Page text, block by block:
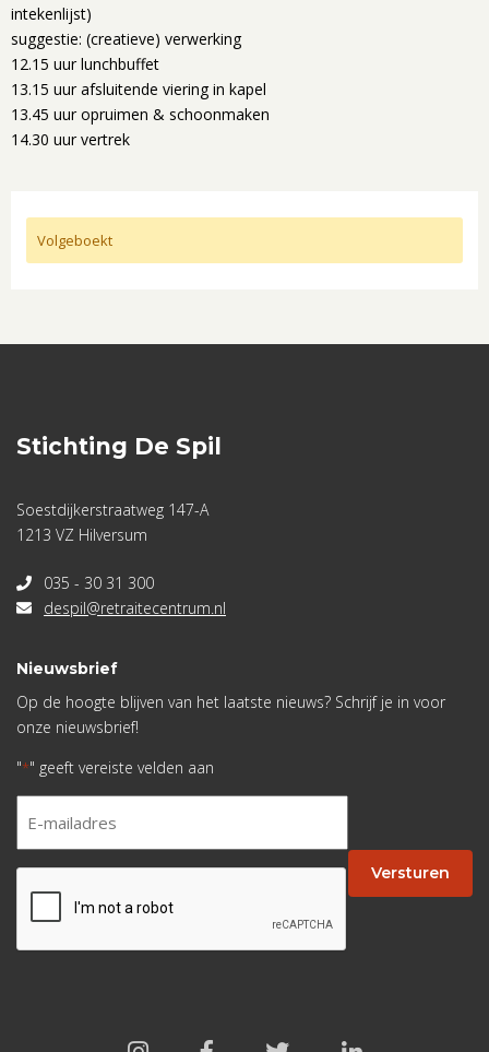
intekenlijst)
suggestie: (creatieve) verwerking
12.15 uur lunchbuffet
13.15 uur afsluitende viering in kapel
13.45 uur opruimen & schoonmaken
14.30 uur vertrek
Volgeboekt
Stichting De Spil
Soestdijkerstraatweg 147-A
1213 VZ Hilversum
035 - 30 31 300
despil@retraitecentrum.nl
Nieuwsbrief
Op de hoogte blijven van het laatste nieuws? Schrijf je in voor
onze nieuwsbrief!
"*" geeft vereiste velden aan
* Versturen